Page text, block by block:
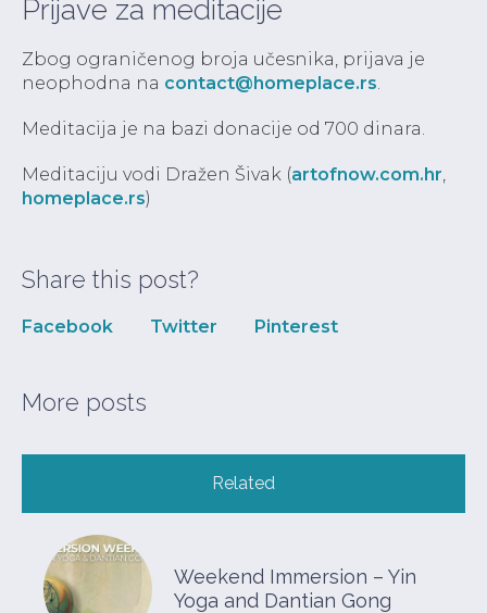
Prijave za meditacije
Zbog ograničenog broja učesnika, prijava je
neophodna na contact@homeplace.rs.
Meditacija je na bazi donacije od 700 dinara.
Meditaciju vodi Dražen Šivak (artofnow.com.hr,
homeplace.rs)
Share this post?
Facebook Twitter Pinterest
More posts
Related
Weekend Immersion – Yin
Yoga and Dantian Gong